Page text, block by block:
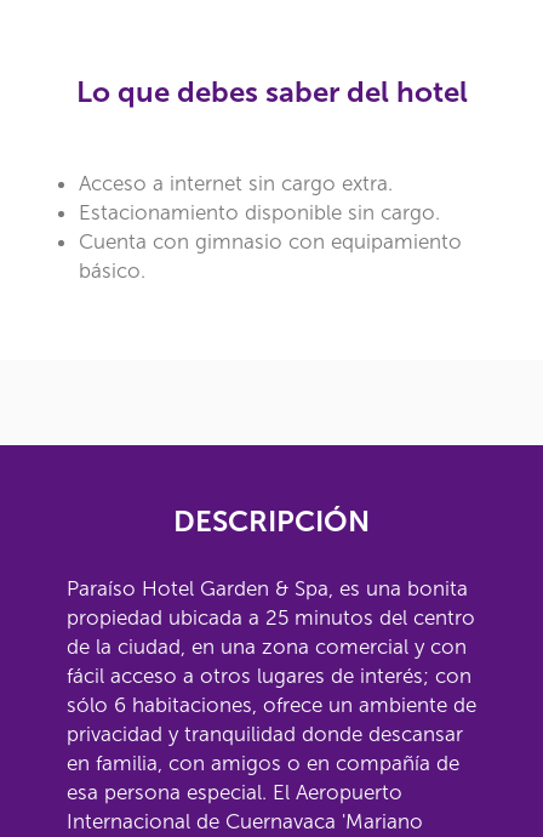
Lo que debes saber del hotel
Acceso a internet sin cargo extra.
Estacionamiento disponible sin cargo.
Cuenta con gimnasio con equipamiento
básico.
DESCRIPCIÓN
Paraíso Hotel Garden & Spa, es una bonita
propiedad ubicada a 25 minutos del centro
de la ciudad, en una zona comercial y con
fácil acceso a otros lugares de interés; con
sólo 6 habitaciones, ofrece un ambiente de
privacidad y tranquilidad donde descansar
en familia, con amigos o en compañía de
esa persona especial. El Aeropuerto
Internacional de Cuernavaca 'Mariano